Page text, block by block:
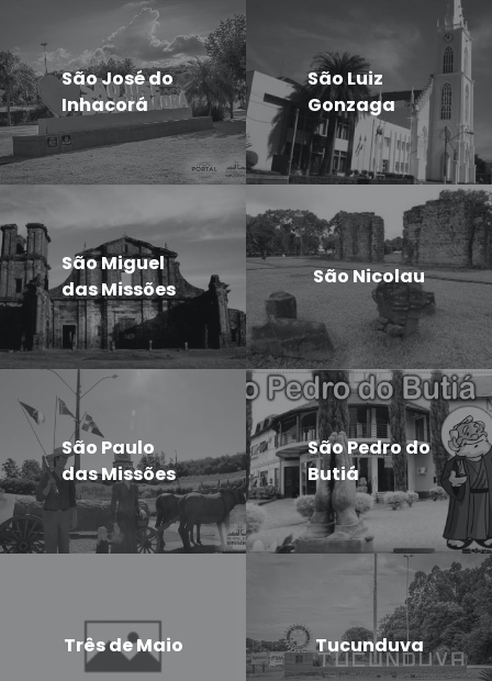
São José do
Inhacorá
São Luiz
Gonzaga
São Miguel
das Missões
São Nicolau
São Paulo
das Missões
São Pedro do
Butiá
Três de Maio Tucunduva